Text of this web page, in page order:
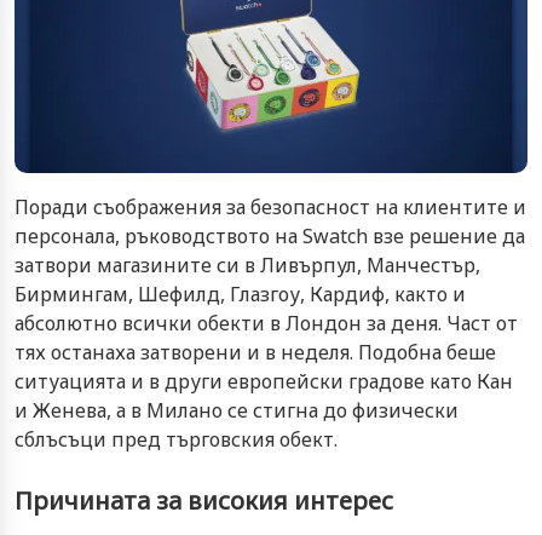
Поради съображения за безопасност на клиентите и
персонала, ръководството на Swatch взе решение да
затвори магазините си в Ливърпул, Манчестър,
Бирмингам, Шефилд, Глазгоу, Кардиф, както и
абсолютно всички обекти в Лондон за деня. Част от
тях останаха затворени и в неделя. Подобна беше
ситуацията и в други европейски градове като Кан
и Женева, а в Милано се стигна до физически
сблъсъци пред търговския обект.
Причината за високия интерес